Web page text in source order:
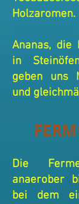
Holzaromen.
Ananas, die
in
geben uns
und
Die
anaerober
bei dem